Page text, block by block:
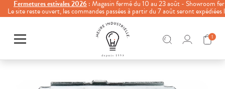
Fermetures estivales 2026 : Magasin fermé du 10 au 23 août - Showroom
Le site reste ouvert, les commandes passées à partir du 7 août seront
1